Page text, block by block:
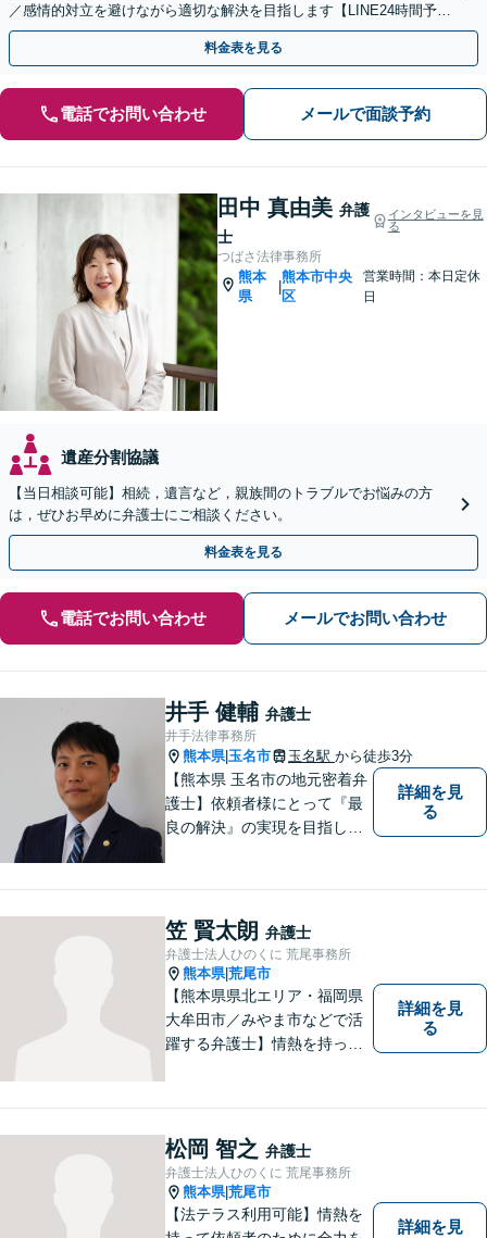
／感情的対立を避けながら適切な解決を目指します【LINE24時間予約
受付可】【休日・夜間相談可】
料金表を見る
電話でお問い合わせ メールで面談予約
田中 真由美 弁護
士
インタビューを見
る
つばさ法律事務所
熊本
県
|
熊本市中央
区
営業時間：本日定休
日
遺産分割協議
【当日相談可能】相続，遺言など，親族間のトラブルでお悩みの方
は，ぜひお早めに弁護士にご相談ください。
料金表を見る
電話でお問い合わせ メールでお問い合わせ
井手 健輔 弁護士
井手法律事務所
熊本県| 玉名市 玉名駅 から徒歩3分
【熊本県 玉名市の地元密着弁
護士】依頼者様にとって『最
良の解決』の実現を目指しま
詳細を見
る
笠 賢太朗 弁護士
弁護士法人ひのくに 荒尾事務所
熊本県|荒尾市
【熊本県県北エリア・福岡県
大牟田市／みやま市などで活
躍する弁護士】情熱を持って
題に1つ1つ丁寧に取り組みま
す。離婚 、相続、交通事故、
企業法務など幅広いお困りご
とに対応可能です！
詳細を見
る
松岡 智之 弁護士
弁護士法人ひのくに 荒尾事務所
熊本県|荒尾市
【法テラス利用可能】情熱を
詳細を見